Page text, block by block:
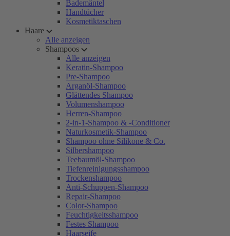
Bademäntel
Handtücher
Kosmetiktaschen
Haare
Alle anzeigen
Shampoos
Alle anzeigen
Keratin-Shampoo
Pre-Shampoo
Arganöl-Shampoo
Glättendes Shampoo
Volumenshampoo
Herren-Shampoo
2-in-1-Shampoo & -Conditioner
Naturkosmetik-Shampoo
Shampoo ohne Silikone & Co.
Silbershampoo
Teebaumöl-Shampoo
Tiefenreinigungsshampoo
Trockenshampoo
Anti-Schuppen-Shampoo
Repair-Shampoo
Color-Shampoo
Feuchtigkeitsshampoo
Festes Shampoo
Haarseife